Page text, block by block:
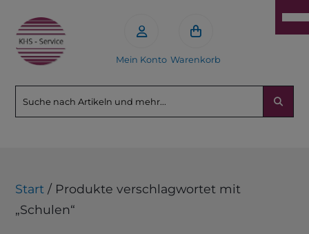
Mein Konto Warenkorb
Start / Produkte verschlagwortet mit
„Schulen“